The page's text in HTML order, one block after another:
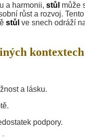
a harmonii, stůl může
růst a rozvoj.
stůl ve snech odráží
a lásku.
podpory.